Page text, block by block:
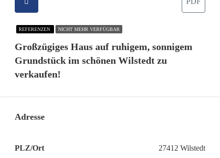
REFERENZEN NICHT MEHR VERFÜGBAR
Großzügiges Haus auf ruhigem, sonnigem
Grundstück im schönen Wilstedt zu
verkaufen!
Adresse
PLZ/Ort 27412 Wilstedt